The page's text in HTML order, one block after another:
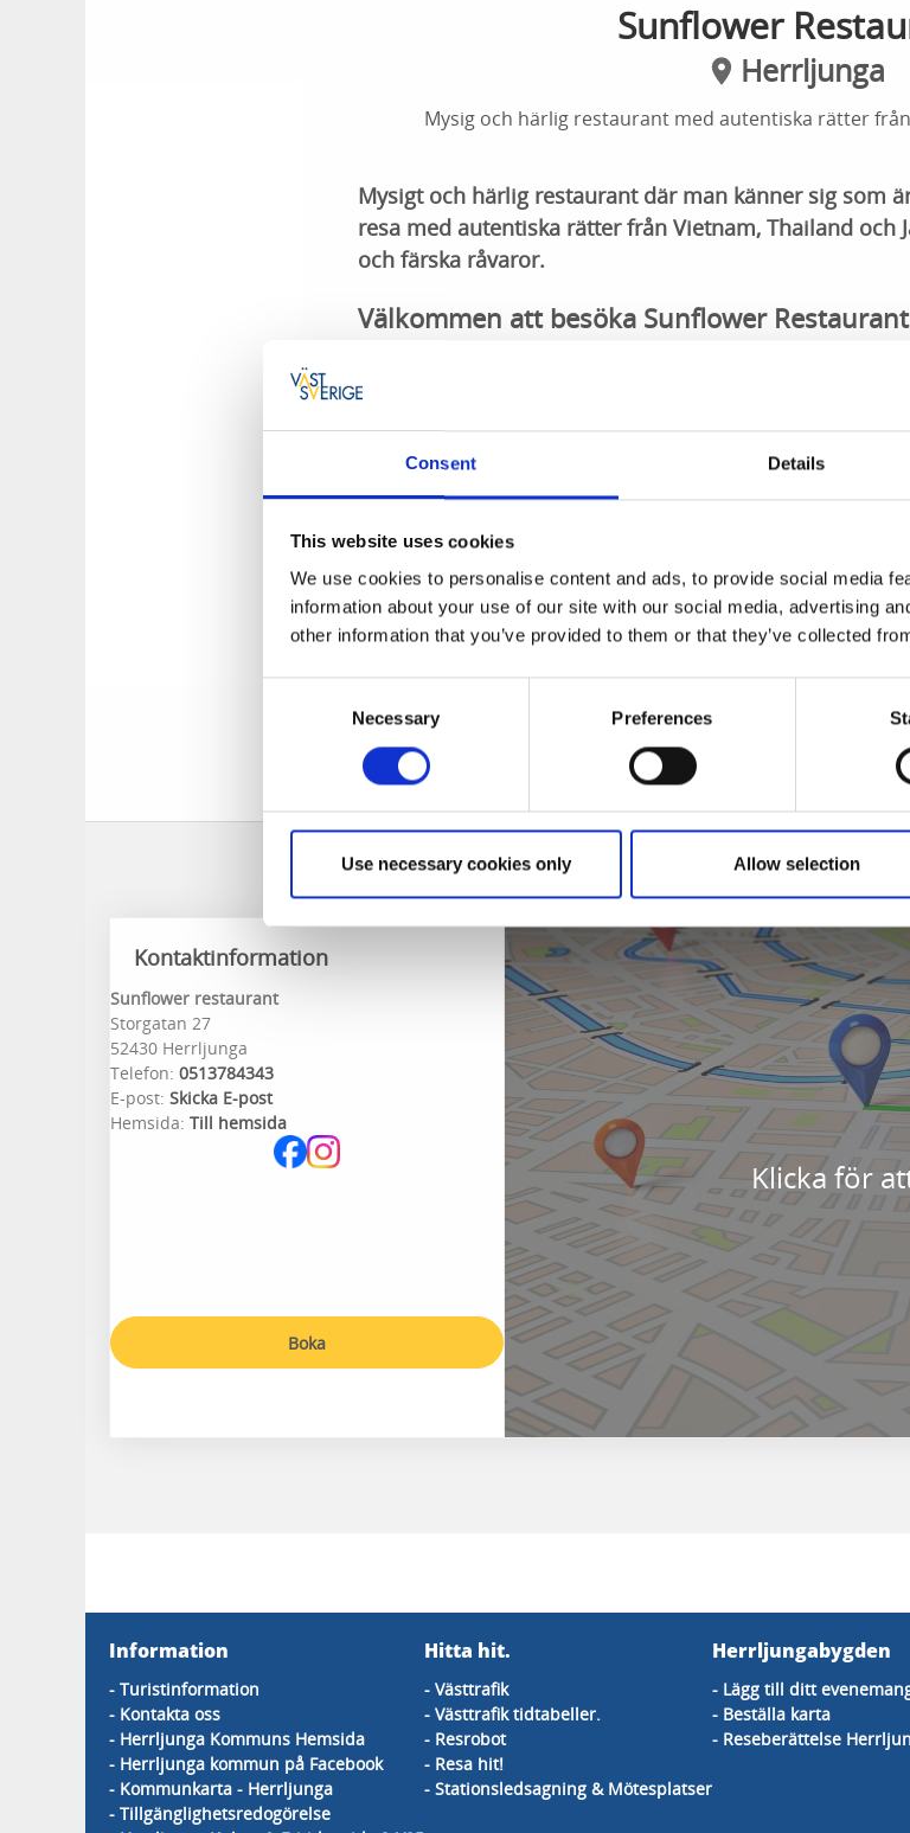
Consent Details
This website uses cookies
We use cookies to personalise content and ads, to provide social media
information about your use of our site with our social media, advertising
other information that you’ve provided to them or that they’ve collected
Necessary Preferences
Use necessary cookies only Allow selection
Sunflower
Herrljunga
Mysig och härlig restaurant med autentiska rätter
Mysigt och härlig restaurant där man känner sig som
resa med autentiska rätter från Vietnam, Thailand och
och färska råvaror.
Välkommen att besöka Sunflower Restaurant
Restaurangen är belägen längs Storgatan i centrala Herrljunga
Upptäck en kulinarisk resa med autentiska rätter från
Lunchbuffé – Varje vardag
À la carte med thailändsk & vietnamesisk kärlek
Sushi – Färsk, vacker och full av smak för sushiälskare
Vegetariskt & veganskt? Inga problem!
beställ, hämta och ät hemma.
Välkomna till Sunflower Restaurant
Kontaktinformation
Sunflower restaurant
Storgatan 27
52430 Herrljunga
Telefon: 0513784343
E-post: Skicka E-post
Hemsida: Till hemsida
Boka
Klicka för
Information
- Turistinformation
- Kontakta oss
- Herrljunga Kommuns Hemsida
- Herrljunga kommun på Facebook
- Kommunkarta - Herrljunga
- Tillgänglighetsredogörelse
Hitta hit.
- Västtrafik
- Västtrafik tidtabeller.
- Resrobot
- Resa hit!
- Stationsledsagning & Mötesplatser
Herrljungabygden
- Lägg till ditt
- Beställa karta
- Reseberättelse